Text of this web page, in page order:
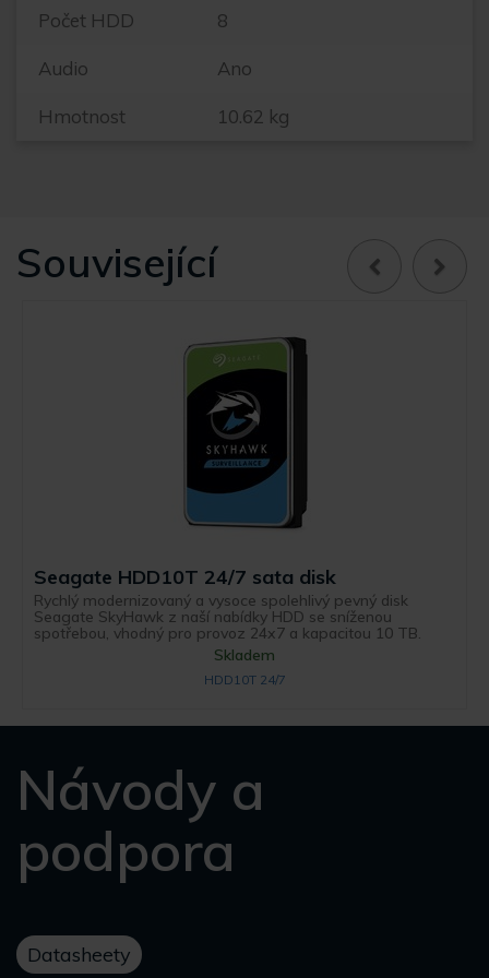
Počet HDD 8
Audio Ano
Hmotnost 10.62 kg
Související
Seagate HDD10T 24/7 sata disk
Rychlý modernizovaný a vysoce spolehlivý pevný disk
Seagate SkyHawk z naší nabídky HDD se sníženou
spotřebou, vhodný pro provoz 24x7 a kapacitou 10 TB.
Skladem
HDD10T 24/7
Návody a
podpora
Datasheety